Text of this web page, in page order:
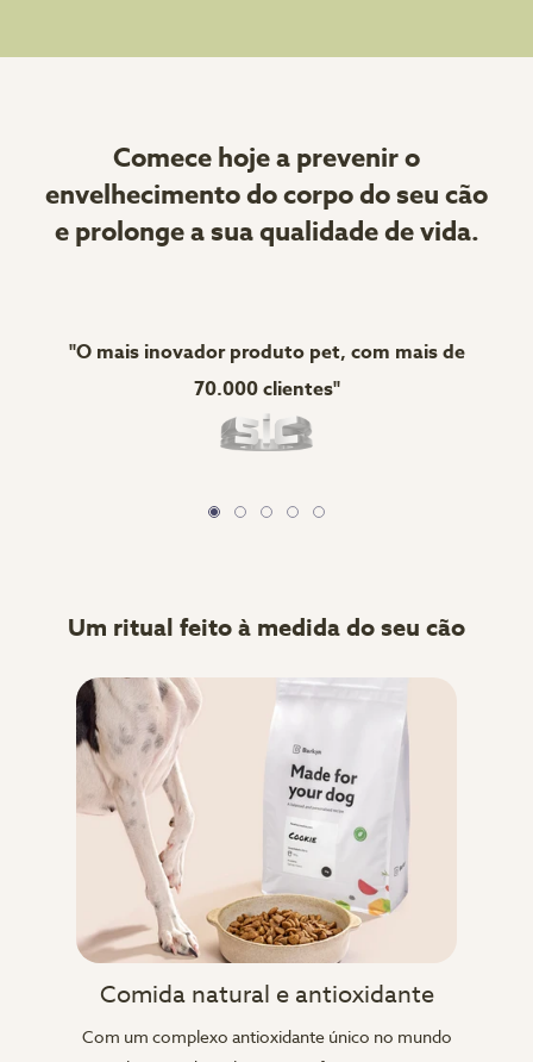
Comece hoje a prevenir o
envelhecimento do corpo do seu cão
e prolonge a sua qualidade de vida.
"O mais inovador produto pet, com mais de
70.000 clientes"
Um ritual feito à medida do seu cão
Comida natural e antioxidante
Com um complexo antioxidante único no mundo